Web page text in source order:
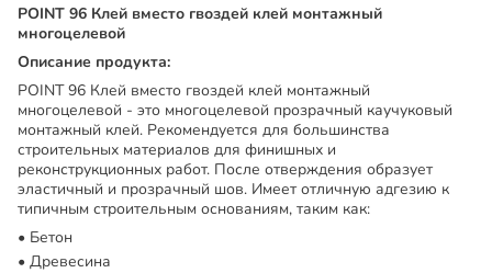
POINT 96 Клей вместо гвоздей клей монтажный
многоцелевой
Описание продукта:
POINT 96 Клей вместо гвоздей клей монтажный
многоцелевой - это многоцелевой прозрачный каучуковый
монтажный клей. Рекомендуется для большинства
строительных материалов для финишных и
реконструкционных работ. После отверждения образует
эластичный и прозрачный шов. Имеет отличную адгезию к
типичным строительным основаниям, таким как:
Бетон
Древесина